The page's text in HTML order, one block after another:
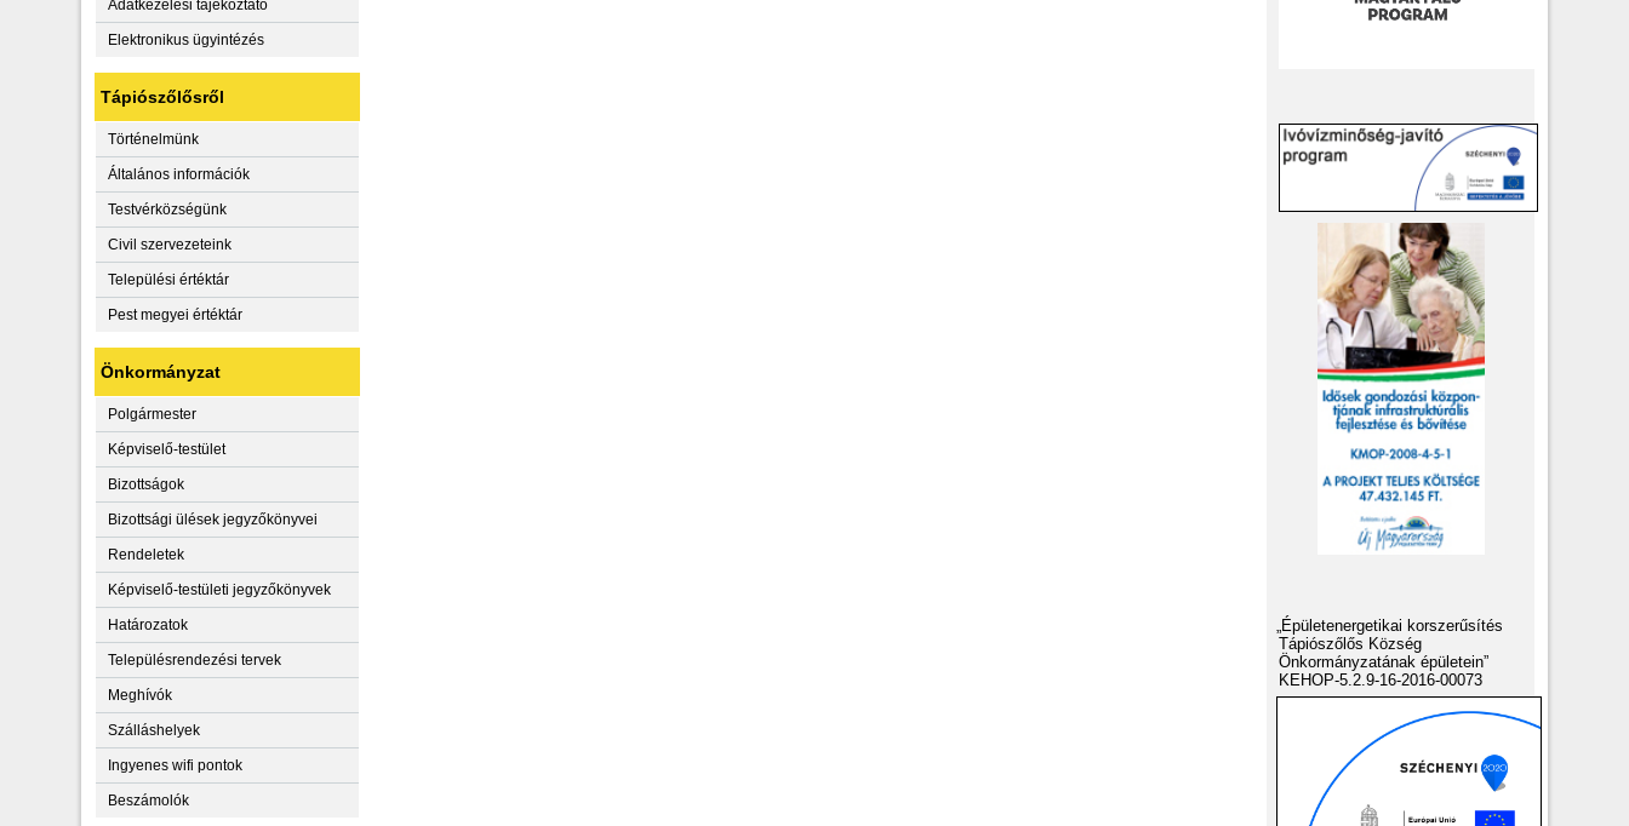
Adatkezelési tájékoztató
Elektronikus ügyintézés
Tápiószőlősről
Történelmünk
Általános információk
Testvérközségünk
Civil szervezeteink
Települési értéktár
Pest megyei értéktár
Önkormányzat
Polgármester
Képviselő-testület
Bizottságok
Bizottsági ülések jegyzőkönyvei
Rendeletek
Képviselő-testületi jegyzőkönyvek
Határozatok
Településrendezési tervek
Meghívók
Szálláshelyek
Ingyenes wifi pontok
Beszámolók
„Épületenergetikai korszerűsítés
Tápiószőlős Község
Önkormányzatának épületein”
KEHOP-5.2.9-16-2016-00073